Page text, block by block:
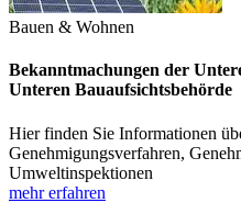
Bauen & Wohnen
Bekanntmachungen der
Unteren Bauaufsichtsbehörde
Hier finden Sie Informationen
Genehmigungsverfahren,
Umweltinspektionen
mehr erfahren